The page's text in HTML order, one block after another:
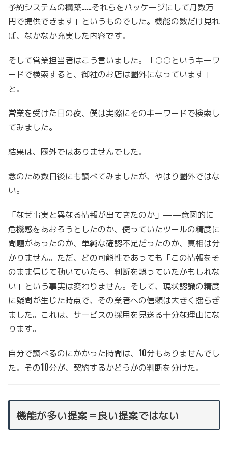
予約システムの構築……それらをパッケージにして月数万
円で提供できます」というものでした。機能の数だけ見れ
ば、なかなか充実した内容です。
そして営業担当者はこう言いました。「○○というキーワ
ードで検索すると、御社のお店は圏外になっています」
と。
営業を受けた日の夜、僕は実際にそのキーワードで検索し
てみました。
結果は、圏外ではありませんでした。
念のため数日後にも調べてみましたが、やはり圏外ではな
い。
「なぜ事実と異なる情報が出てきたのか」——意図的に
危機感をあおろうとしたのか、使っていたツールの精度に
問題があったのか、単純な確認不足だったのか、真相は分
かりません。ただ、どの可能性であっても「この情報をそ
のまま信じて動いていたら、判断を誤っていたかもしれな
い」という事実は変わりません。そして、現状認識の精度
に疑問が生じた時点で、その業者への信頼は大きく揺らぎ
ました。これは、サービスの採用を見送る十分な理由にな
ります。
自分で調べるのにかかった時間は、10分もありませんでし
た。その10分が、契約するかどうかの判断を分けた。
機能が多い提案＝良い提案ではない